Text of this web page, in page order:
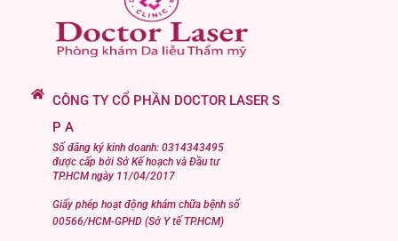
CÔNG TY CỔ PHẦN DOCTOR LASER S
P A
Số đăng ký kinh doanh: 0314343495
được cấp bởi Sở Kế hoạch và Đầu tư
TP.HCM ngày 11/04/2017
Giấy phép hoạt động khám chữa bệnh số
00566/HCM-GPHD (Sở Y tế TP.HCM)